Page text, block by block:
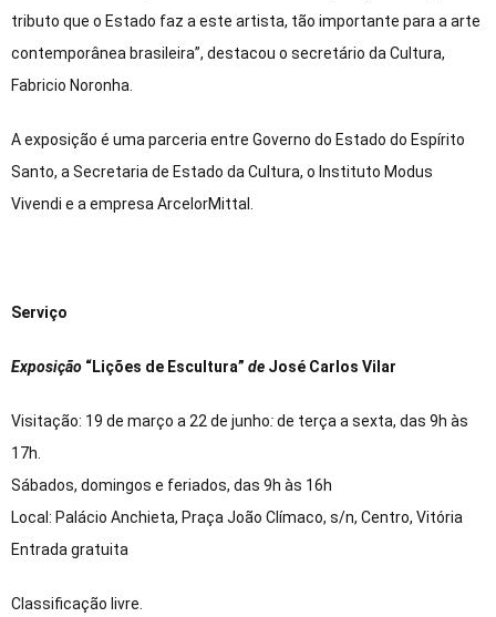
tributo que o Estado faz a este artista, tão importante para a arte
contemporânea brasileira”, destacou o secretário da Cultura,
Fabricio Noronha.
A exposição é uma parceria entre Governo do Estado do Espírito
Santo, a Secretaria de Estado da Cultura, o Instituto Modus
Vivendi e a empresa ArcelorMittal.
Serviço
Exposição “Lições de Escultura” de José Carlos Vilar
Visitação: 19 de março a 22 de junho:de terça a sexta, das 9h às
17h.
Sábados, domingos e feriados, das 9h às 16h
Local: Palácio Anchieta, Praça João Clímaco, s/n, Centro, Vitória
Entrada gratuita
Classificação livre.